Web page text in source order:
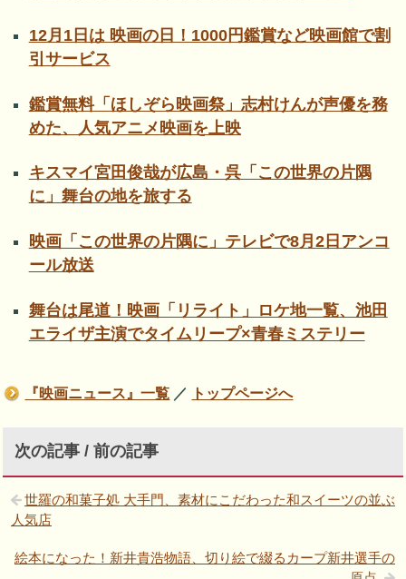
12月1日は 映画の日！1000円鑑賞など映画館で割
引サービス
鑑賞無料「ほしぞら映画祭」志村けんが声優を務
めた、人気アニメ映画を上映
キスマイ宮田俊哉が広島・呉「この世界の片隅
に」舞台の地を旅する
映画「この世界の片隅に」テレビで8月2日アンコ
ール放送
舞台は尾道！映画「リライト」ロケ地一覧、池田
エライザ主演でタイムリープ×青春ミステリー
『映画ニュース』一覧 ／ トップページへ
次の記事 / 前の記事
世羅の和菓子処 大手門、素材にこだわった和スイーツの並ぶ
人気店
絵本になった！新井貴浩物語、切り絵で綴るカープ新井選手の